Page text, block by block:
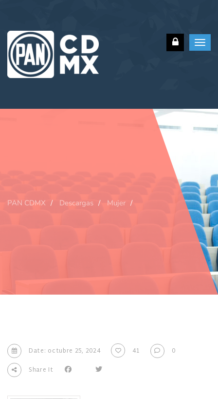
PAN CDMX Descargas Mujer
Date: octubre 25, 2024 41
0
Share It